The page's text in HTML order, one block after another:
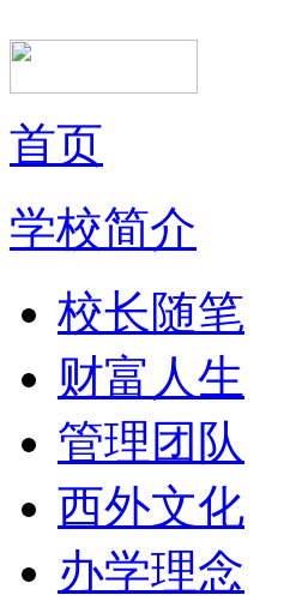
首页
学校简介
校长随笔
财富人生
管理团队
西外文化
办学理念